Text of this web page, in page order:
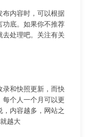
布内容时，可以根据
功底。如果你不推荐
处理吧。关注有关
和快照更新，而快
个人一个月可以更
内容越多，网站之
越大